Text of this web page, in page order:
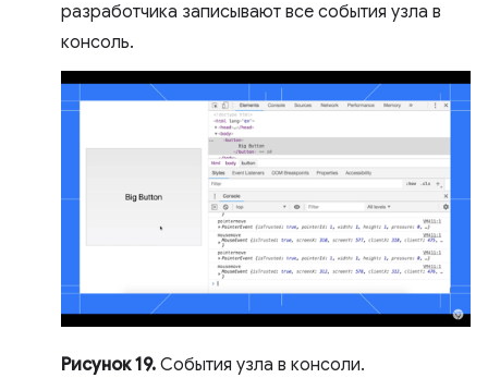
разработчика записывают все события узла в
консоль.
Рисунок 19. События узла в консоли.